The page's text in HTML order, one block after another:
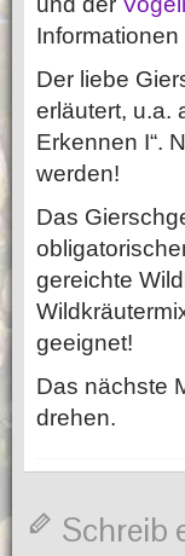
Der liebe
erläutert, u.a.
Erkennen I“.
werden!
Das
gereichte
geeignet!
Das nächste
drehen.
Schreib